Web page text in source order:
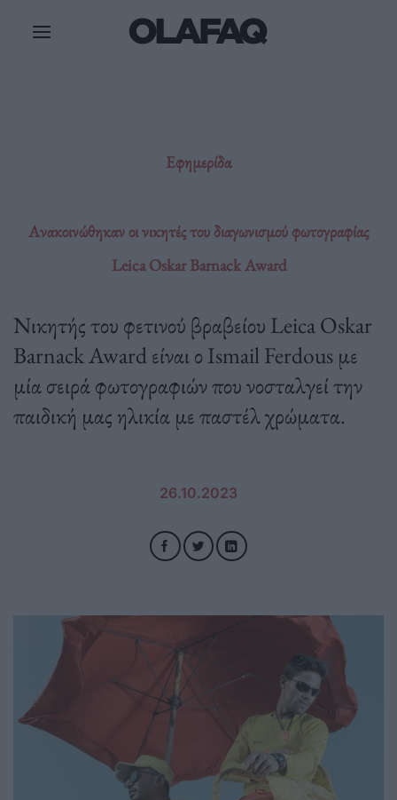
Εφημερίδα
Ανακοινώθηκαν οι νικητές του διαγωνισμού φωτογραφίας
Leica Oskar Barnack Award
Νικητής του φετινού βραβείου Leica Oskar
Barnack Award είναι ο Ismail Ferdous με
μία σειρά φωτογραφιών που νοσταλγεί την
παιδική μας ηλικία με παστέλ χρώματα.
26.10.2023